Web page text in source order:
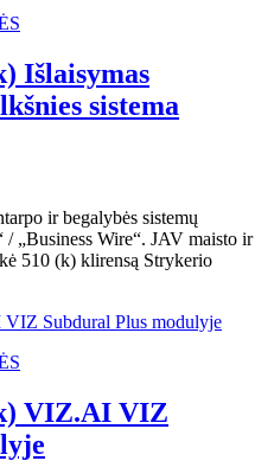
Išlaisymas
sistema
ir begalybės sistemų
„Business Wire“. JAV maisto ir
510 (k) klirensą Strykerio
VIZ.AI VIZ